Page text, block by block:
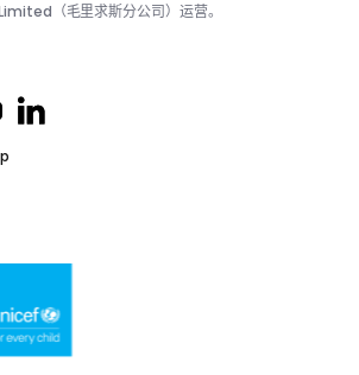
（毛里求斯分公司）运营。